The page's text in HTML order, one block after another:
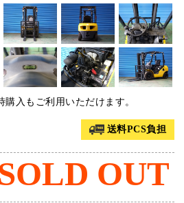
購入もご利用いただけます。
送料PCS負担
OUT